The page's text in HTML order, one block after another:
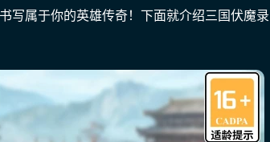
写属于你的英雄传奇！下面就介绍三国伏魔录